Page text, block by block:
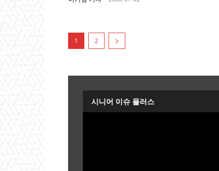
1 2
시니어 이슈 플러스